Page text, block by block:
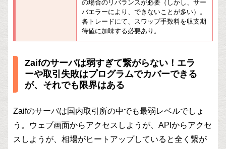
の場合のリバランスが必要（しかし、サー
バエラーにより、できないことが多い）。
各トレードにて、スワップ手数料を収支期
待値に加味する必要あり。
Zaifのサーバは弱すぎて繋がらない！エラ
ーや取引失敗はプログラムでカバーできる
が、それでも限界はある
Zaifのサーバは国内取引所の中でも最弱レベルでしょ
う。ウェブ画面からアクセスしようが、APIからアクセ
スしようが、相場がヒートアップしていると全く繋が